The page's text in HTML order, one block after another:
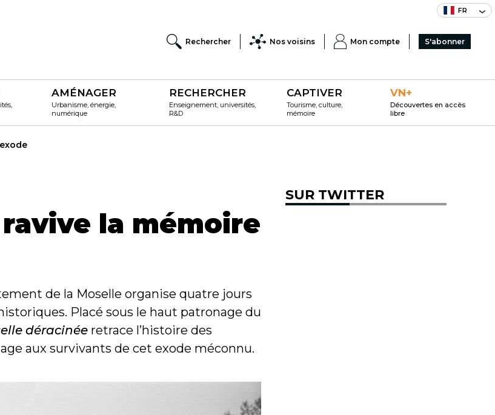
FR
Rechercher Nos voisins Mon compte S'abonner
AMÉNAGER
Urbanisme, énergie,
numérique
RECHERCHER
Enseignement, universités,
R&D
CAPTIVER
Tourisme, culture,
mémoire
VN+
Découvertes en accès
libre
la mémoire
de la Moselle organise quatre jours
Placé sous le haut patronage du
déracinée retrace l’histoire des
aux survivants de cet exode méconnu.
SUR TWITTER